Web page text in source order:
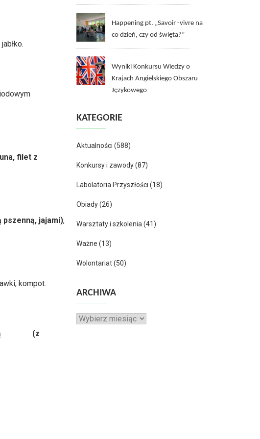
filet z
pszenną, jajami),
kompot.
(z
Happening pt. „Savoir -vivre na
co dzień, czy od święta?”
Wyniki Konkursu Wiedzy o
Krajach Angielskiego Obszaru
Językowego
KATEGORIE
Aktualności (588)
Konkursy i zawody(87)
Labolatoria Przyszłości (18)
Obiady(26)
Warsztaty i szkolenia (41)
Ważne (13)
Wolontariat(50)
ARCHIWA
Archiwa